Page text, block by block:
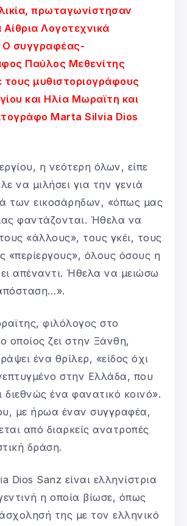
πρωταγωνίστησαν
Λογοτεχνικά
Ο συγγραφέας-
Παύλος Μεθενίτης
τους μυθιστοριογράφους
και Ηλία Μωραϊτη και
Marta Silvia Dios
η νεότερη όλων, είπε
να μιλήσει για την γενιά
των εικοσάρηδων, «όπως μας
φαντάζονται. Ήθελα να
«άλλους», τους γκέι, τους
«περίεργους», όλους όσους η
απέναντι. Ήθελα να μειώσω
φιλόλογος στο
οποίος ζει στην Ξάνθη,
ένα θρίλερ, «είδος όχι
στην Ελλάδα, που
διεθνώς ένα φανατικό κοινό».
με ήρωα έναν συγγραφέα,
από διαρκείς ανατροπές
δράση.
Dios Sanz είναι ελληνίστρια
η οποία βίωσε, όπως
της με τον ελληνικό